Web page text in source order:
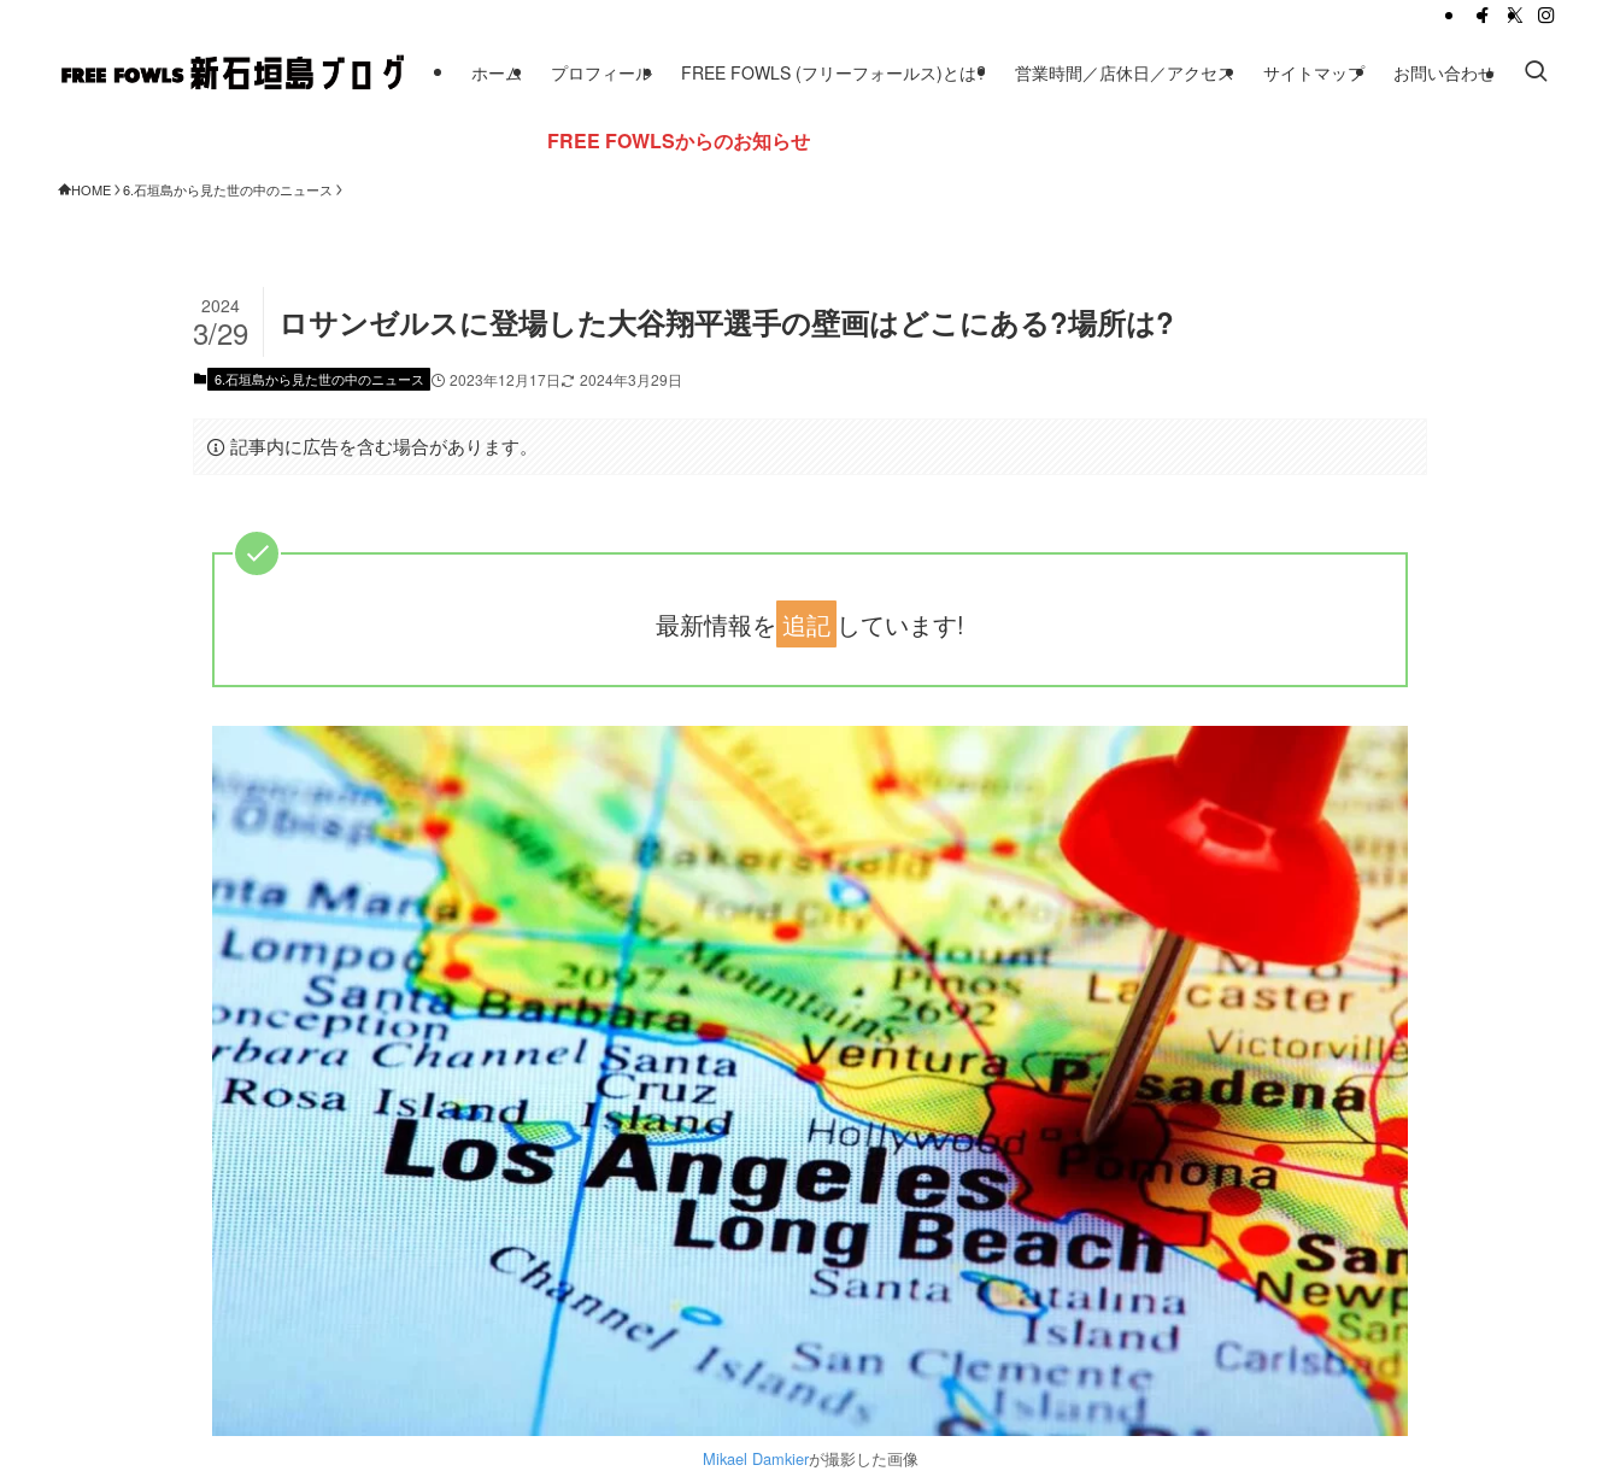
ホーム プロフィール FREE FOWLS (フリーフォールス)とは? 営業時間／店休日／アクセス サイトマップ お問い合わせ
FREE FOWLSからのお知らせ
HOME 6.石垣島から見た世の中のニュース
ロサンゼルスに登場した大谷翔平選手の壁画はどこにある?場所は?
2024
3/29
6.石垣島から見た世の中のニュース 2023年12月17日 2024年3月29日
記事内に広告を含む場合があります。
最新情報を 追記 しています!
Mikael Damkierが撮影した画像